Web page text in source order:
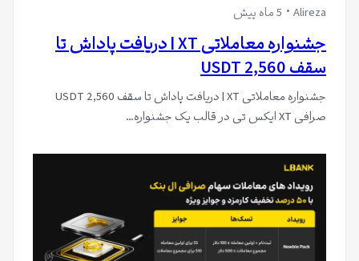
Alireza 5 ماه پیش
جشنواره معاملاتی XT | دریافت پاداش تا
سقف 2,560 USDT
جشنواره معاملاتی XT | دریافت پاداش تا سقف 2,560 USDT
صرافی XT ایکس تی در قالب یک جشنواره…